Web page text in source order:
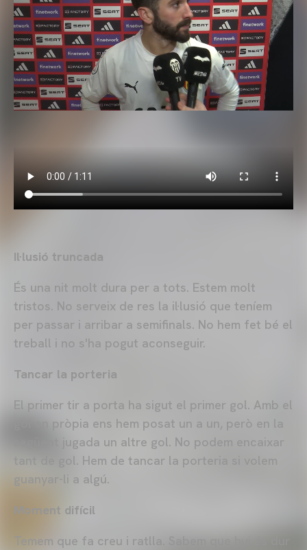
Il·lusió truncada
És una nit molt dura per a tots. Estem molt
tristos. No serveix de res la il·lusió que teníem
per passar i arribar a semifinals. No hem fet bé el
treball i no s'ha pogut aconseguir.
Tancar la porteria
El primer tir a porta ha sigut el primer gol. Amb el
gol en pròpia ens hem posat un a un, però en la
següent jugada un altre gol. No podem encaixar
tant de gol. Hem de tancar la porteria si volem
guanyar-li a algú.
Moment difícil
Temem que fa creu i ratlla. Sabem que hui és dur